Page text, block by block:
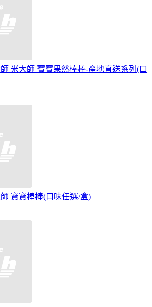
米大師 寶寶果然棒棒-產地直送系列(口
寶寶棒棒(口味任選/盒)